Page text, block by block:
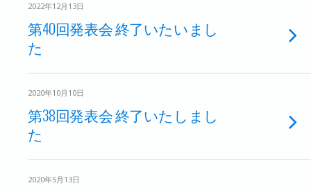
2022年12月13日
第40回発表会 終了いたいまし
た
2020年10月10日
第38回発表会 終了いたしまし
た
2020年5月13日